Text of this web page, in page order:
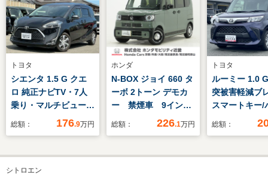
トヨタ
シエンタ 1.5 G クエ
ロ 純正ナビTV・7人
乗り・マルチビューカ
メラ・両側パワースラ
ライト・Bluetooth・
ワンオーナー車
総額： 176.9万円
ホンダ
N-BOX ジョイ 660 タ
ーボ 2トーン デモカ
ー 禁煙車 9インチ
ナビ 全周囲カメラ
ダプティブクルーズコ
総額： 226.1万円
トヨタ
ルーミー 1.0
突被害軽減ブ
スマートキー/
モニター/両側
総額：
シトロエン